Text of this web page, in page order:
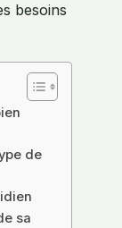
besoins
de
sa